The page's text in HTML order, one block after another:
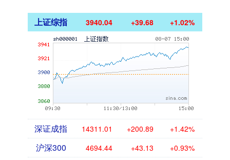
上证综指 3940.04 +39.68 +1.02%
深证成指 14311.01 +200.89 +1.42%
沪深300 4694.44 +43.13 +0.93%